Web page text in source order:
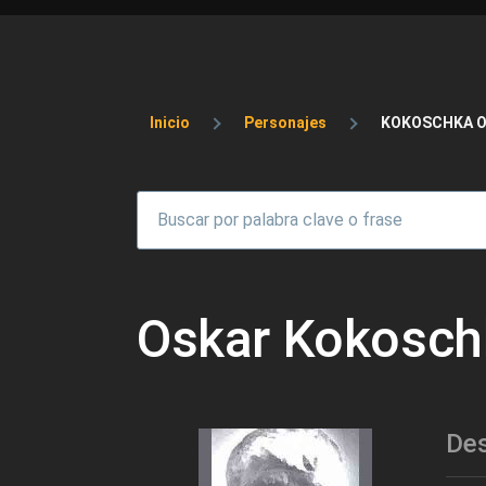
Sobrescribir enlaces
Inicio Personajes KOKOSCHKA
Oskar